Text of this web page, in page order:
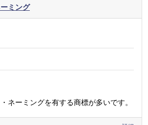
ミング
ネーミングを有する商標が多いです。